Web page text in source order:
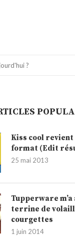
Kiss cool revient
format (Edit
25 mai 2013
Tupperware
terrine de
courgettes
1 juin 2014